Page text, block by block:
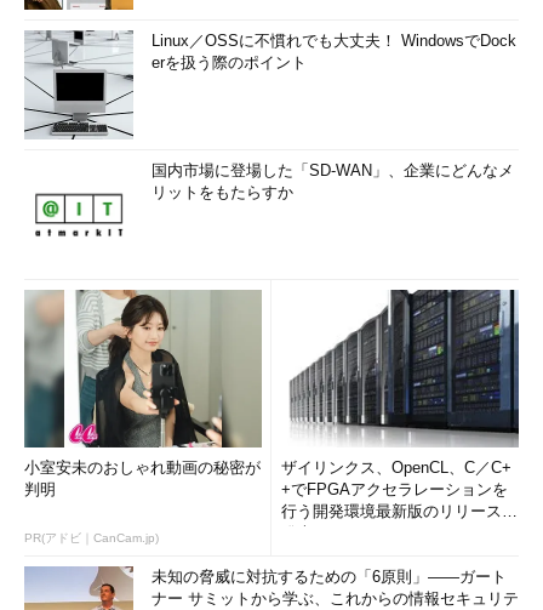
Linux／OSSに不慣れでも大丈夫！ WindowsでDock
erを扱う際のポイント
国内市場に登場した「SD-WAN」、企業にどんなメ
リットをもたらすか
小室安未のおしゃれ動画の秘密が
判明
PR(アドビ｜CanCam.jp)
ザイリンクス、OpenCL、C／C+
+でFPGAアクセラレーションを
行う開発環境最新版のリリースを
未知の脅威に対抗するための「6原則」――ガート
ナー サミットから学ぶ、これからの情報セキュリテ